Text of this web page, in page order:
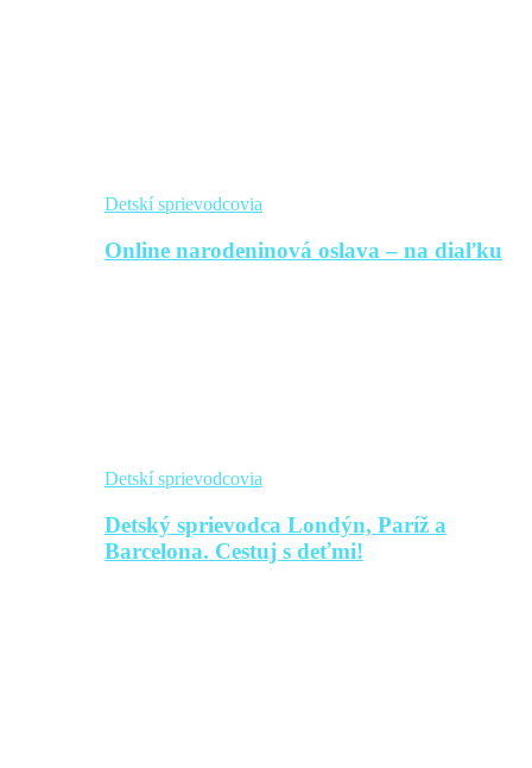
Detskí sprievodcovia
Online narodeninová oslava – na diaľku
Detskí sprievodcovia
Detský sprievodca Londýn, Paríž a
Barcelona. Cestuj s deťmi!